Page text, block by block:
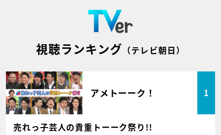
視聴ランキング （テレビ朝日）
アメトーーク！ 1
売れっ子芸人の貴重トーーク祭り!!